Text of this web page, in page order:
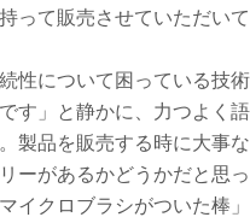
って販売させていただいて
性について困っている技術
す」と静かに、力つよく語
製品を販売する時に大事な
ーがあるかどうかだと思っ
イクロブラシがついた棒」